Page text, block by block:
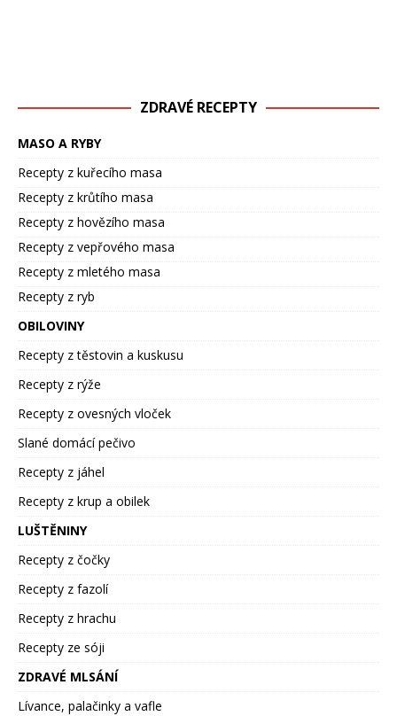
ZDRAVÉ RECEPTY
MASO A RYBY
Recepty z kuřecího masa
Recepty z krůtího masa
Recepty z hovězího masa
Recepty z vepřového masa
Recepty z mletého masa
Recepty z ryb
OBILOVINY
Recepty z těstovin a kuskusu
Recepty z rýže
Recepty z ovesných vloček
Slané domácí pečivo
Recepty z jáhel
Recepty z krup a obilek
LUŠTĚNINY
Recepty z čočky
Recepty z fazolí
Recepty z hrachu
Recepty ze sóji
ZDRAVÉ MLSÁNÍ
Lívance, palačinky a vafle